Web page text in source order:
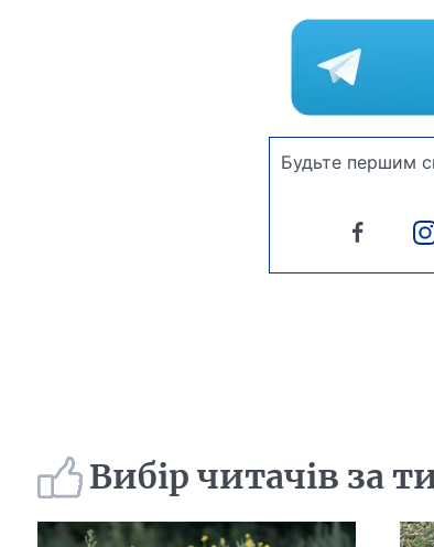
Будьте першим
Вибір читачів за